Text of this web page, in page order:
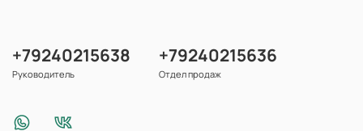
+79240215638
Руководитель
+79240215636
Отдел продаж